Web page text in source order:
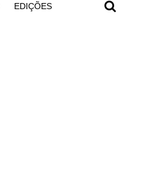
EDIÇÕES